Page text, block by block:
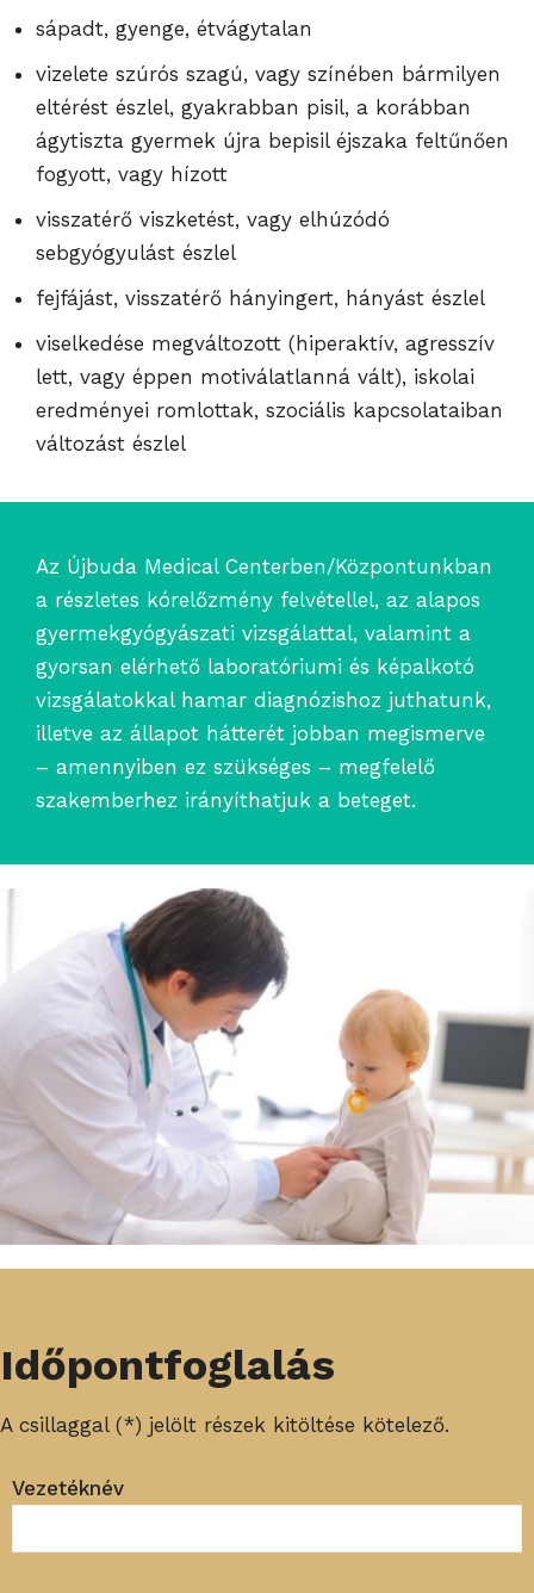
sápadt, gyenge, étvágytalan
vizelete szúrós szagú, vagy színében bármilyen
eltérést észlel, gyakrabban pisil, a korábban
ágytiszta gyermek újra bepisil éjszaka feltűnően
fogyott, vagy hízott
visszatérő viszketést, vagy elhúzódó
sebgyógyulást észlel
fejfájást, visszatérő hányingert, hányást észlel
viselkedése megváltozott (hiperaktív, agresszív
lett, vagy éppen motiválatlanná vált), iskolai
eredményei romlottak, szociális kapcsolataiban
változást észlel
Az Újbuda Medical Centerben/Központunkban
a részletes kórelőzmény felvétellel, az alapos
gyermekgyógyászati vizsgálattal, valamint a
gyorsan elérhető laboratóriumi és képalkotó
vizsgálatokkal hamar diagnózishoz juthatunk,
illetve az állapot hátterét jobban megismerve
– amennyiben ez szükséges – megfelelő
szakemberhez irányíthatjuk a beteget.
Időpontfoglalás
A csillaggal (*) jelölt részek kitöltése kötelező.
Vezetéknév